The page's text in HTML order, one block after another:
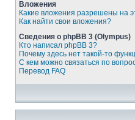
Вложения
Какие вложения разрешены на
Как найти свои вложения?
Сведения о phpBB 3 (Olympus)
Кто написал phpBB 3?
Почему здесь нет такой-то
С кем можно связаться по
Перевод FAQ